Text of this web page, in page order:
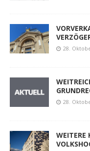
28.
28.
WEITERE